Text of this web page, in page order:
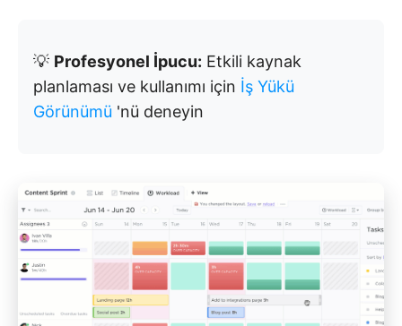
💡 Profesyonel İpucu: Etkili kaynak
planlaması ve kullanımı için İş Yükü
Görünümü 'nü deneyin